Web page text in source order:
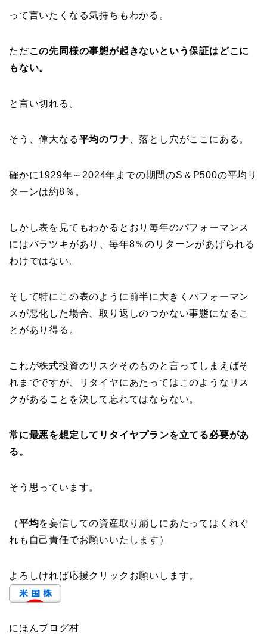
って言いたくなる気持ちもわかる。
ただこの先同様の事態が起きないという保証はどこに
もない。
と言い切れる。
そう、偉大なる平均のワナ 、落とし穴がここにある。
確かに1929年～2024年までの期間のS＆P500の平均リ
ターンは約8％。
しかし表を見てもわかるとおり毎年のパフォーマンス
にはバラツキがあり、毎年8％のリターンがあげられる
わけではない。
そして特にこの表のように前半に大きくパフォーマン
スが悪化した場合、取り返しのつかない事態になるこ
とがあり得る。
これが株式投資のリスクそのものと言ってしまえばそ
れまでですが、リタイヤにあたってはこのようなリス
クがあることを決して忘れてはならない。
常に最悪を想定してリタイヤプランを立てる必要があ
る。
そう思っています。
（平均を妄信しての資産取り崩しにあたってはくれぐ
れも自己責任でお願いいたします）
よろしければ応援クリックお願いします。
にほんブログ村